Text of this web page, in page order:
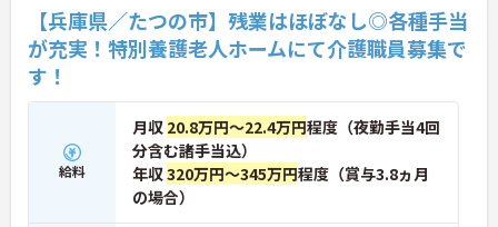
【兵庫県／たつの市】残業はほぼなし◎各種手当
が充実！特別養護老人ホームにて介護職員募集で
す！
給料
月収 20.8万円～22.4万円程度（夜勤手当4回
分含む諸手当込）
年収320万円～345万円程度（賞与3.8ヵ月
の場合）